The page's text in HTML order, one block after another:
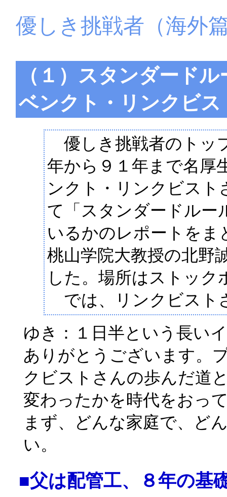
優しき挑戦者（海外
（１）スタンダード
ベンクト・リンクビス
優しき挑戦者のトッ
年から９１年まで名厚
ンクト・リンクビスト
て「スタンダードルー
いるかのレポートをま
桃山学院大教授の北野
した。場所はストック
では、リンクビスト
ゆき：１日半という長い
ありがとうございます。
クビストさんの歩んだ道
変わったかを時代をおっ
まず、どんな家庭で、ど
い。
■父は配管工、８年の基